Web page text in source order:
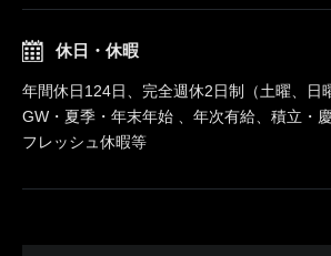
休日・休暇
年間休日124日、完全週休2日制（土曜、日
GW・夏季・年末年始 、年次有給、積立・
フレッシュ休暇等